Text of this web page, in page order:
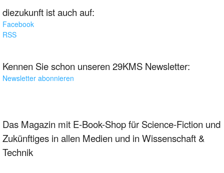
diezukunft ist auch auf:
Facebook
RSS
Kennen Sie schon unseren 29KMS Newsletter:
Newsletter abonnieren
Das Magazin mit E-Book-Shop für Science-Fiction und
Zukünftiges in allen Medien und in Wissenschaft &
Technik